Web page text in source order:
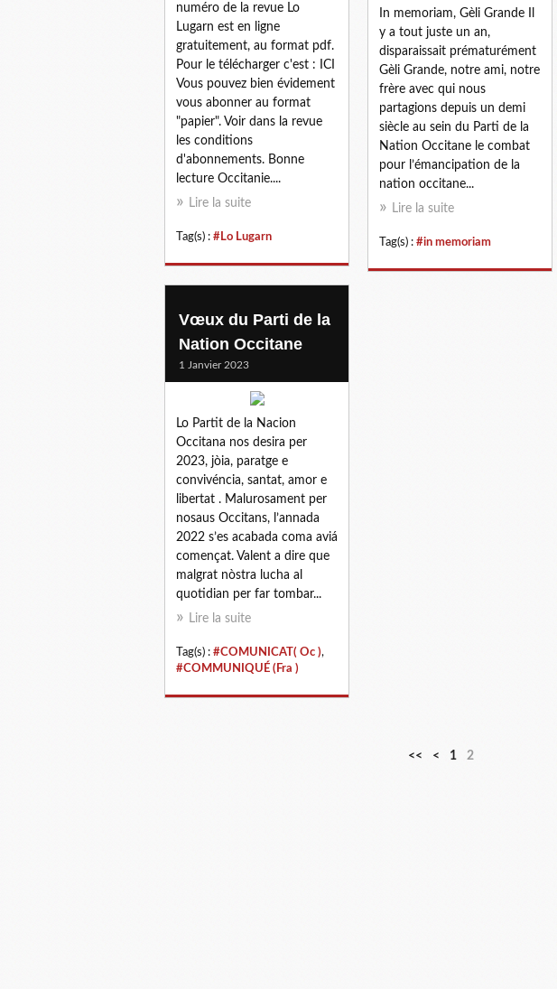
numéro de la revue Lo
Lugarn est en ligne
gratuitement, au format pdf.
Pour le télécharger c'est : ICI
Vous pouvez bien évidement
vous abonner au format
"papier". Voir dans la revue
les conditions
d'abonnements. Bonne
lecture Occitanie....
Lire la suite
Tag(s) : #Lo Lugarn
In memoriam, Gèli Grande Il
y a tout juste un an,
disparaissait prématurément
Gèli Grande, notre ami, notre
frère avec qui nous
partagions depuis un demi
siècle au sein du Parti de la
Nation Occitane le combat
pour l’émancipation de la
nation occitane...
Lire la suite
Tag(s) : #in memoriam
Vœux du Parti de la
Nation Occitane
1 Janvier 2023
Lo Partit de la Nacion
Occitana nos desira per
2023, jòia, paratge e
convivéncia, santat, amor e
libertat . Malurosament per
nosaus Occitans, l’annada
2022 s’es acabada coma aviá
començat. Valent a dire que
malgrat nòstra lucha al
quotidian per far tombar...
Lire la suite
Tag(s) : #COMUNICAT( Oc ),
#COMMUNIQUÉ (Fra )
<< < 1 2